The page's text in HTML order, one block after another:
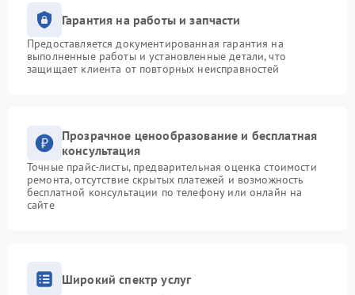
Гарантия на работы и запчасти
Предоставляется документированная гарантия на
выполненные работы и установленные детали, что
защищает клиента от повторных неисправностей
Прозрачное ценообразование и бесплатная
консультация
Точные прайс-листы, предварительная оценка стоимости
ремонта, отсутствие скрытых платежей и возможность
бесплатной консультации по телефону или онлайн на
сайте
Широкий спектр услуг